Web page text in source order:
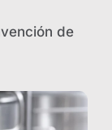
de